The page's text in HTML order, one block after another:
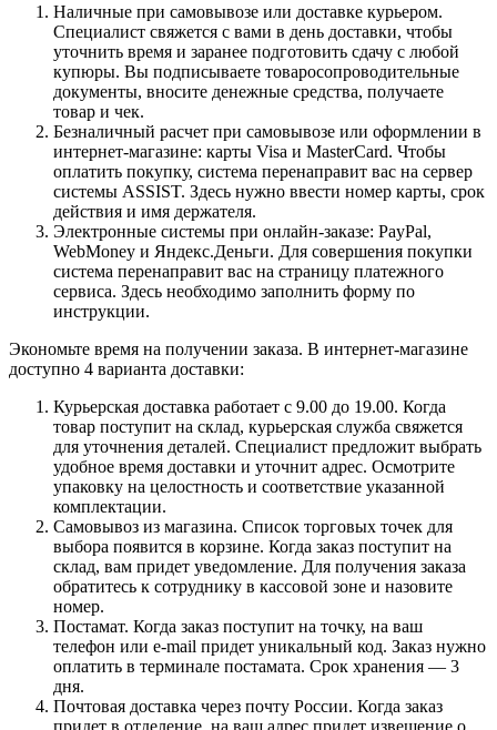
Наличные при самовывозе или доставке курьером.
Специалист свяжется с вами в день доставки, чтобы
уточнить время и заранее подготовить сдачу с любой
купюры. Вы подписываете товаросопроводительные
документы, вносите денежные средства, получаете
товар и чек.
Безналичный расчет при самовывозе или оформлении в
интернет-магазине: карты Visa и MasterCard. Чтобы
оплатить покупку, система перенаправит вас на сервер
системы ASSIST. Здесь нужно ввести номер карты, срок
действия и имя держателя.
Электронные системы при онлайн-заказе: PayPal,
WebMoney и Яндекс.Деньги. Для совершения покупки
система перенаправит вас на страницу платежного
сервиса. Здесь необходимо заполнить форму по
инструкции.
Экономьте время на получении заказа. В интернет-магазине
доступно 4 варианта доставки:
Курьерская доставка работает с 9.00 до 19.00. Когда
товар поступит на склад, курьерская служба свяжется
для уточнения деталей. Специалист предложит выбрать
удобное время доставки и уточнит адрес. Осмотрите
упаковку на целостность и соответствие указанной
комплектации.
Самовывоз из магазина. Список торговых точек для
выбора появится в корзине. Когда заказ поступит на
склад, вам придет уведомление. Для получения заказа
обратитесь к сотруднику в кассовой зоне и назовите
номер.
Постамат. Когда заказ поступит на точку, на ваш
телефон или e-mail придет уникальный код. Заказ нужно
оплатить в терминале постамата. Срок хранения — 3
дня.
Почтовая доставка через почту России. Когда заказ
придет в отделение, на ваш адрес придет извещение о